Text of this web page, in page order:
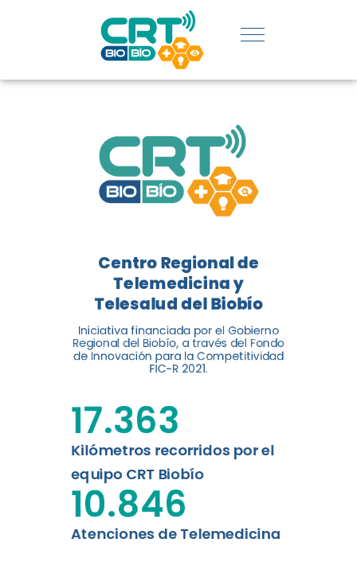
UDEC EN
CATEGORÍA
INNOVACIÓN
SOCIAL
Telemedicina y Telesalud del
Biobío (CRT Biobío) fue
reconocido reconocido en los
Premios de Vinculación con el
Medio 2024...
Leer más
Centro Regional de
Telemedicina y
Telesalud del Biobío
Iniciativa financiada por el Gobierno
Regional del Biobío, a través del Fondo
de Innovación para la Competitividad
FIC-R 2021.
Kilómetros recorridos por el
equipo CRT Biobío
17.363
Atenciones de Telemedicina
10.846